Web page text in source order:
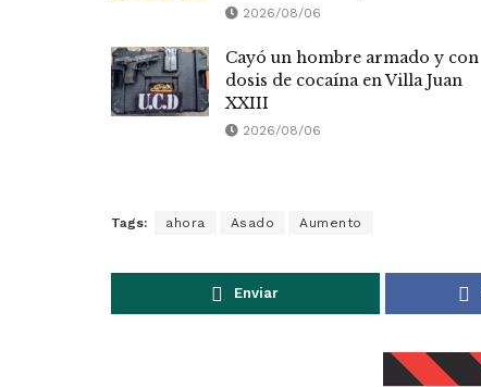
2026/08/06
Cayó un hombre armado y con
dosis de cocaína en Villa Juan
XXIII
2026/08/06
Tags: ahora Asado Aumento
Enviar